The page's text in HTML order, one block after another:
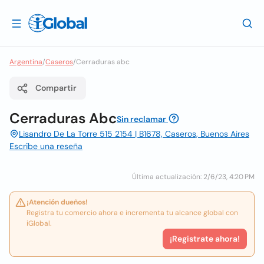
Argentina/Caseros/Cerraduras abc
Compartir
Cerraduras AbcSin reclamar
Lisandro De La Torre 515 2154 | B1678, Caseros, Buenos Aires
Escribe una reseña
Última actualización: 2/6/23, 4:20 PM
¡Atención dueños!
Registra tu comercio ahora e incrementa tu alcance global con
iGlobal.
¡Registrate ahora!